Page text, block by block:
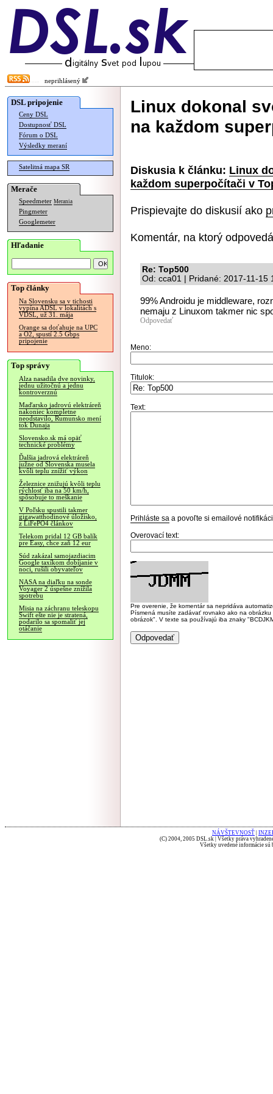
neprihlásený
DSL pripojenie
Ceny DSL
Dostupnosť DSL
Fórum o DSL
Výsledky meraní
Satelitná mapa SR
Merače
Speedmeter Merania
Pingmeter
Googlemeter
Hľadanie
Top články
Na Slovensku sa v tichosti
vypína ADSL v lokalitách s
VDSL, už 31. mája
Orange sa doťahuje na UPC
a O2, spustí 2.5 Gbps
pripojenie
Top správy
Alza nasadila dve novinky,
jednu užitočnú a jednu
kontroverznú
Maďarsko jadrovú elektráreň
nakoniec kompletne
neodstavilo, Rumunsko mení
tok Dunaja
Slovensko.sk má opäť
technické problémy
Ďalšia jadrová elektráreň
južne od Slovenska musela
kvôli teplu znížiť výkon
Železnice znižujú kvôli teplu
rýchlosť iba na 50 km/h,
spôsobuje to meškanie
V Poľsku spustili takmer
gigawatthodinové úložisko,
z LiFePO4 článkov
Telekom pridal 12 GB balík
pre Easy, chce zaň 12 eur
Súd zakázal samojazdiacim
Google taxíkom dobíjanie v
noci, rušili obyvateľov
NASA na diaľku na sonde
Voyager 2 úspešne znížila
spotrebu
Misia na záchranu teleskopu
Swift ešte nie je stratená,
podarilo sa spomaliť jej
otáčanie
Linux dokonal
na každom
Diskusia k článku: Linux
každom superpočítači v
Prispievajte do diskusií ako
Komentár, na ktorý
Re: Top500
Od: cca01 | Pridané: 2017-11-15
99% Androidu je middleware,
nemaju z Linuxom takmer nic
Odpovedať
Meno:
Titulok:
Text:
Prihláste sa a povoľte si emailové
Overovací text:
Pre overenie, že komentár sa nepridáva
Písmená musíte zadávať rovnako ako na
obrázok". V texte sa používajú iba znaky
NÁVŠTEVNOSŤ
(C) 2004, 2005 DSL.sk | Všetky práva
Všetky uvedené informácie sú